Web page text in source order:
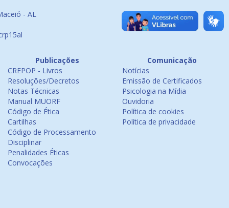
- AL
Publicações
CREPOP - Livros
Resoluções/Decretos
Notas Técnicas
Manual MUORF
Código de Ética
Cartilhas
Código de Processamento
Disciplinar
Penalidades Éticas
Convocações
Comunicação
Notícias
Emissão de Certificados
Psicologia na Mídia
Ouvidoria
Política de cookies
Política de privacidade